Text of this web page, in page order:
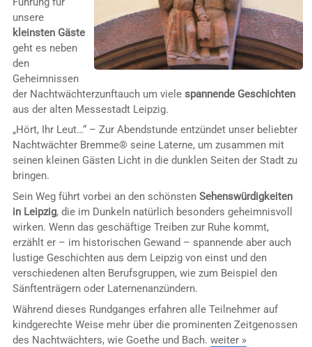
unsere
kleinsten Gäste
geht es neben
den
Geheimnissen
der Nachtwächterzunftauch um viele spannende Geschichten
aus der alten Messestadt Leipzig.
„Hört, Ihr Leut…“ – Zur Abendstunde entzündet unser beliebter
Nachtwächter Bremme® seine Laterne, um zusammen mit
seinen kleinen Gästen Licht in die dunklen Seiten der Stadt zu
bringen.
Sein Weg führt vorbei an den schönsten Sehenswürdigkeiten
in Leipzig, die im Dunkeln natürlich besonders geheimnisvoll
wirken. Wenn das geschäftige Treiben zur Ruhe kommt,
erzählt er – im historischen Gewand – spannende aber auch
lustige Geschichten aus dem Leipzig von einst und den
verschiedenen alten Berufsgruppen, wie zum Beispiel den
Sänftenträgern oder Laternenanzündern.
Während dieses Rundganges erfahren alle Teilnehmer auf
kindgerechte Weise mehr über die prominenten Zeitgenossen
des Nachtwächters, wie Goethe und Bach. weiter »